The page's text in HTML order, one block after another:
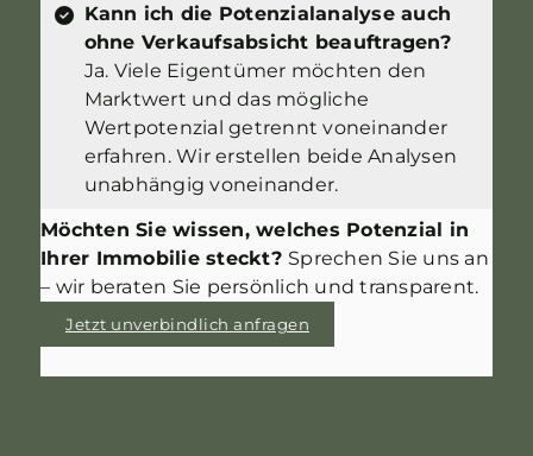
Kann ich die Potenzialanalyse auch
ohne Verkaufsabsicht beauftragen?
Ja. Viele Eigentümer möchten den
Marktwert und das mögliche
Wertpotenzial getrennt voneinander
erfahren. Wir erstellen beide Analysen
unabhängig voneinander.
Möchten Sie wissen, welches Potenzial in
Ihrer Immobilie steckt? Sprechen Sie uns an
– wir beraten Sie persönlich und transparent.
Jetzt unverbindlich anfragen